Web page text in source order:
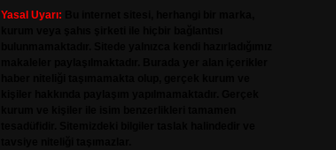
Yasal Uyarı: